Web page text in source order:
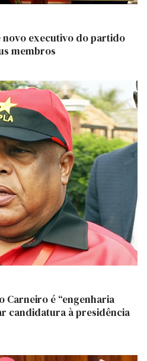
novo executivo do partido
membros
Carneiro é “engenharia
candidatura à presidência